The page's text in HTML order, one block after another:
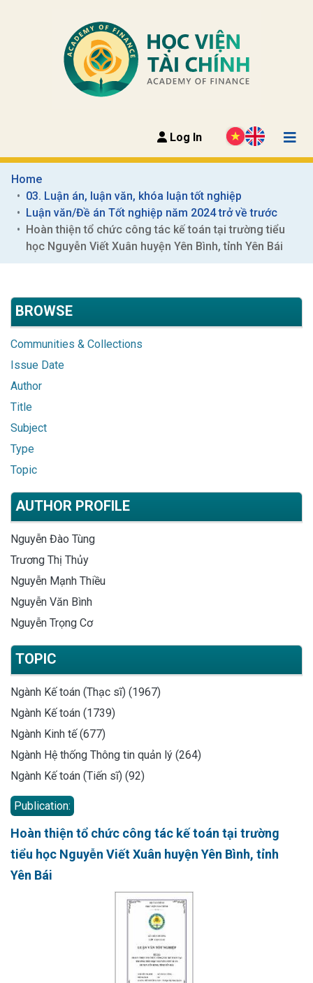
Log In
Home
03. Luận án, luận văn, khóa luận tốt nghiệp
Luận văn/Đề án Tốt nghiệp năm 2024 trở về trước
Hoàn thiện tổ chức công tác kế toán tại trường tiểu
học Nguyễn Viết Xuân huyện Yên Bình, tỉnh Yên Bái
BROWSE
Communities & Collections
Issue Date
Author
Title
Subject
Type
Topic
AUTHOR PROFILE
Nguyễn Đào Tùng
Trương Thị Thủy
Nguyễn Mạnh Thiều
Nguyễn Văn Bình
Nguyễn Trọng Cơ
TOPIC
Ngành Kế toán (Thạc sĩ) (1967)
Ngành Kế toán (1739)
Ngành Kinh tế (677)
Ngành Hệ thống Thông tin quản lý (264)
Ngành Kế toán (Tiến sĩ) (92)
Publication:
Hoàn thiện tổ chức công tác kế toán tại trường
tiểu học Nguyễn Viết Xuân huyện Yên Bình, tỉnh
Yên Bái